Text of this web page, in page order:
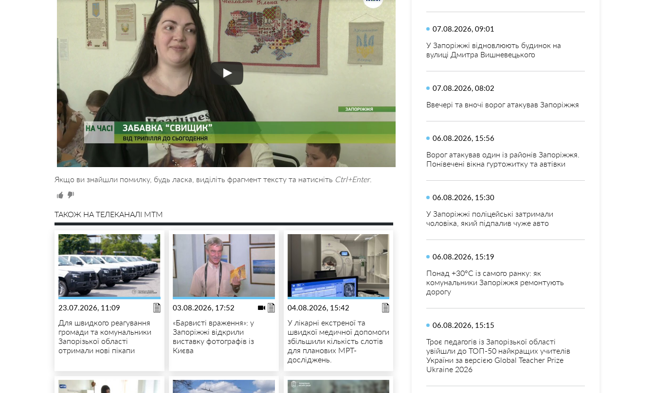
Якщо ви знайшли помилку, будь ласка, виділіть фрагмент тексту та натисніть Ctrl+Enter.
ТАКОЖ НА ТЕЛЕКАНАЛІ MTM
23.07.2026, 11:09
Для швидкого реагування
громади та комунальники
Запорізької області
отримали нові пікапи
03.08.2026, 17:52
«Барвисті враження»: у
Запоріжжі відкрили
виставку фотографів із
Києва
04.08.2026, 15:42
У лікарні екстреної та
швидкої медичної допомоги
збільшили кількість слотів
для планових МРТ-
досліджень.
07.08.2026, 09:01
У Запоріжжі відновлюють будинок на
вулиці Дмитра Вишневецького
07.08.2026, 08:02
Ввечері та вночі ворог атакував Запоріжжя
06.08.2026, 15:56
Ворог атакував один із районів Запоріжжя.
Понівечені вікна гуртожитку та автівки
06.08.2026, 15:30
У Запоріжжі поліцейські затримали
чоловіка, який підпалив чуже авто
06.08.2026, 15:19
Понад +30°C із самого ранку: як
комунальники Запоріжжя ремонтують
дорогу
06.08.2026, 15:15
Троє педагогів із Запорізької області
увійшли до ТОП-50 найкращих учителів
України за версією Global Teacher Prize
Ukraine 2026